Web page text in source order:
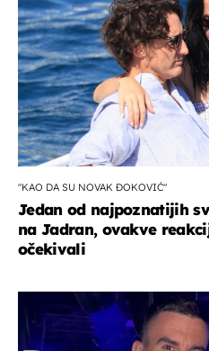
"KAO DA SU NOVAK ĐOKOVIĆ"
Jedan od najpoznatijih
na Jadran, ovakve
očekivali